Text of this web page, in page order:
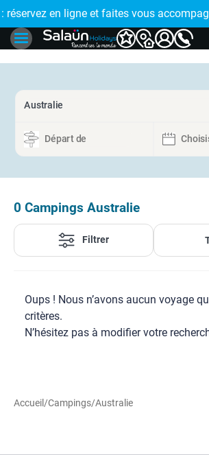
!
: réservez en ligne et faites vous
0 Campings Australie
Filtrer
Oups ! Nous n’avons aucun voyage
critères.
N’hésitez pas à modifier votre
Accueil /Campings/Australie